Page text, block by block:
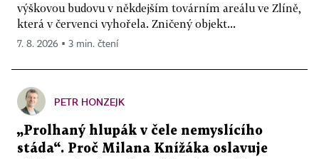
výškovou budovu v někdejším továrním areálu ve Zlíně,
která v červenci vyhořela. Zničený objekt...
7. 8. 2026 ▪ 3 min. čtení
PETR HONZEJK
„Prolhaný hlupák v čele nemyslícího
stáda“. Proč Milana Knížáka oslavuje